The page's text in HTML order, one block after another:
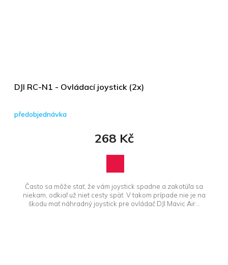
DJI RC-N1 - Ovládací joystick (2x)
předobjednávka
268 Kč
Často sa môže stať, že vám joystick spadne a zakotúľa sa
niekam, odkiaľ už niet cesty späť. V takom prípade nie je na
škodu mať náhradný joystick pre ovládač DJI Mavic Air...